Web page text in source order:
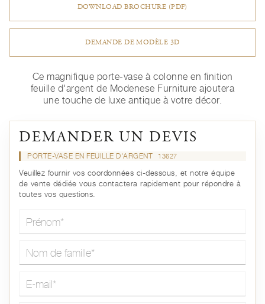
DOWNLOAD BROCHURE (PDF)
DEMANDE DE MODÈLE 3D
Ce magnifique porte-vase à colonne en finition
feuille d'argent de Modenese Furniture ajoutera
une touche de luxe antique à votre décor.
DEMANDER UN DEVIS
PORTE-VASE EN FEUILLE D'ARGENT 13627
Veuillez fournir vos coordonnées ci-dessous, et notre équipe
de vente dédiée vous contactera rapidement pour répondre à
toutes vos questions.